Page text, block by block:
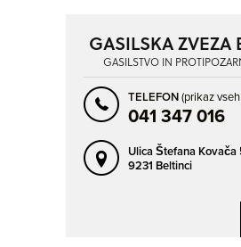
GASILSKA ZVEZA
GASILSTVO IN
TELEFON(prikaz
041 347 016
Ulica Štefana Kovača
9231 Beltinci